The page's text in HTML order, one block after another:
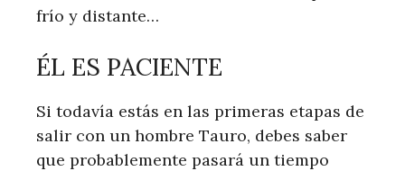
frío y distante…
ÉL ES PACIENTE
Si todavía estás en las primeras etapas de
salir con un hombre Tauro, debes saber
que probablemente pasará un tiempo